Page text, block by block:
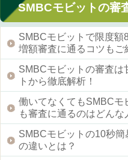
SMBCモビットの審
SMBCモビットで限度額
増額審査に通るコツもご
SMBCモビットの審査は
トから徹底解析！
働いてなくてもSMBCモ
も審査に通るのはどんな
SMBCモビットの10秒
の違いとは？